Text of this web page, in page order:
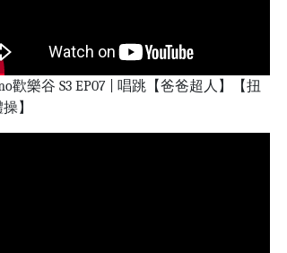
歡樂谷 S3 EP07 | 唱跳【爸爸超人】【扭
】